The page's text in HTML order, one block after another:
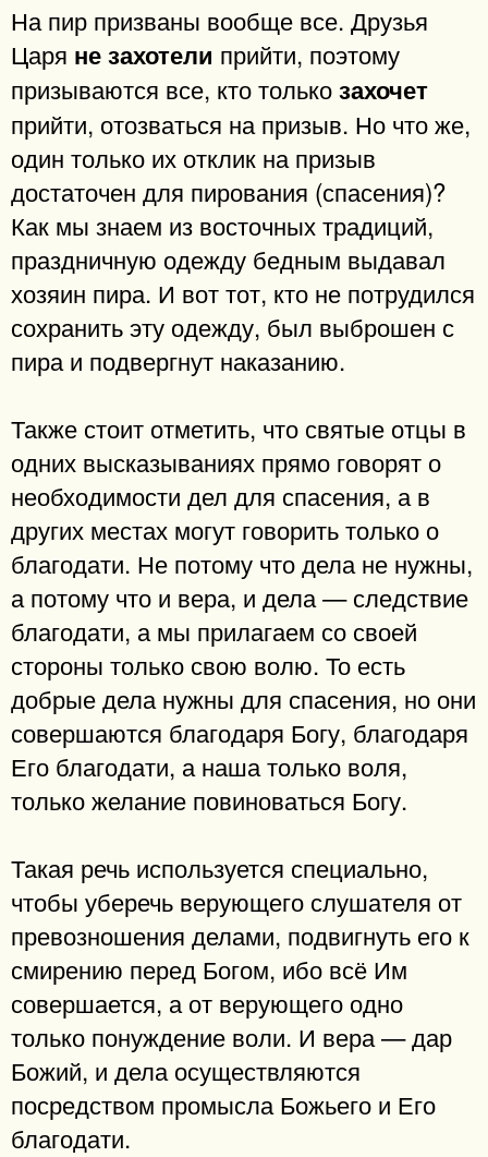
На пир призваны вообще все. Друзья
Царя не захотели прийти, поэтому
призываются все, кто толькозахочет
прийти, отозваться на призыв. Но что же,
один только их отклик на призыв
достаточен для пирования (спасения)?
Как мы знаем из восточных традиций,
праздничную одежду бедным выдавал
хозяин пира. И вот тот, кто не потрудился
сохранить эту одежду, был выброшен с
пира и подвергнут наказанию.
Также стоит отметить, что святые отцы в
одних высказываниях прямо говорят о
необходимости дел для спасения, а в
других местах могут говорить только о
благодати. Не потому что дела не нужны,
а потому что и вера, и дела — следствие
благодати, а мы прилагаем со своей
стороны только свою волю. То есть
добрые дела нужны для спасения, но они
совершаются благодаря Богу, благодаря
Его благодати, а наша только воля,
только желание повиноваться Богу.
Такая речь используется специально,
чтобы уберечь верующего слушателя от
превозношения делами, подвигнуть его к
смирению перед Богом, ибо всё Им
совершается, а от верующего одно
только понуждение воли. И вера — дар
Божий, и дела осуществляются
посредством промысла Божьего и Его
благодати.